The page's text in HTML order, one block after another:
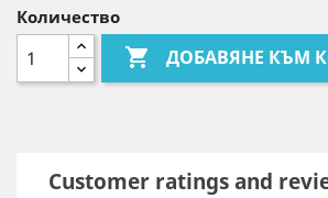
Количество
 ДОБАВЯНЕ КЪМ
Customer ratings and